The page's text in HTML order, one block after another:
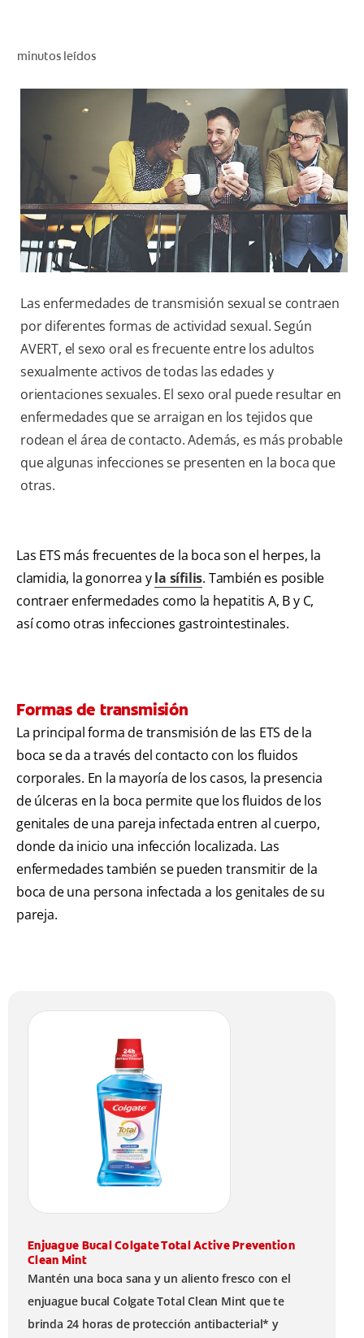
PROMOCIONES
CR (ES)
SUSCRÍBASE
minutos leídos
Las enfermedades de transmisión sexual se contraen
por diferentes formas de actividad sexual. Según
AVERT, el sexo oral es frecuente entre los adultos
sexualmente activos de todas las edades y
orientaciones sexuales. El sexo oral puede resultar en
enfermedades que se arraigan en los tejidos que
rodean el área de contacto. Además, es más probable
que algunas infecciones se presenten en la boca que
otras.
Las ETS más frecuentes de la boca son el herpes, la
clamidia, la gonorrea yla sífilis. También es posible
contraer enfermedades como la hepatitis A, B y C,
así como otras infecciones gastrointestinales.
Formas de transmisión
La principal forma de transmisión de las ETS de la
boca se da a través del contacto con los fluidos
corporales. En la mayoría de los casos, la presencia
de úlceras en la boca permite que los fluidos de los
genitales de una pareja infectada entren al cuerpo,
donde da inicio una infección localizada. Las
enfermedades también se pueden transmitir de la
boca de una persona infectada a los genitales de su
pareja.
Enjuague Bucal Colgate Total Active Prevention
Clean Mint
Mantén una boca sana y un aliento fresco con el
enjuague bucal Colgate Total Clean Mint que te
brinda 24 horas de protección antibacterial* y